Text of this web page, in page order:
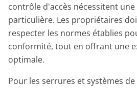
contrôle d'accès nécessitent
particulière. Les propriétaires
respecter les normes établies
conformité, tout en offrant une
optimale.
Pour les serrures et systèmes